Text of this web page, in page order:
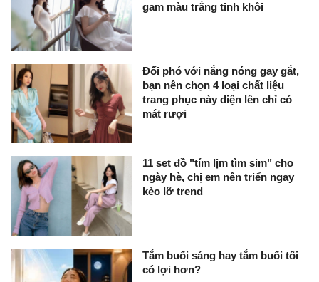
gam màu trắng tinh khôi
Đối phó với nắng nóng gay gắt,
bạn nên chọn 4 loại chất liệu
trang phục này diện lên chỉ có
mát rượi
11 set đồ "tím lịm tìm sim" cho
ngày hè, chị em nên triển ngay
kẻo lỡ trend
Tắm buổi sáng hay tắm buổi tối
có lợi hơn?